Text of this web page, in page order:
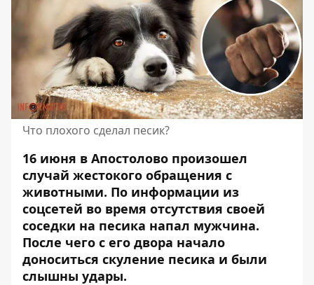
Что плохого сделал песик?
16 июня в Апостолово произошел
случай жестокого обращения с
животными. По информации из
соцсетей во время отсутствия своей
соседки на песика напал мужчина.
После чего с его двора начало
доноситься скуление песика и были
слышны удары.